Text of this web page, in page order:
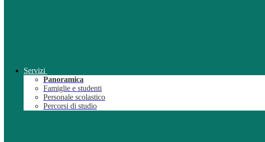
Servizi
Panoramica
Famiglie e studenti
Personale scolastico
Percorsi di studio